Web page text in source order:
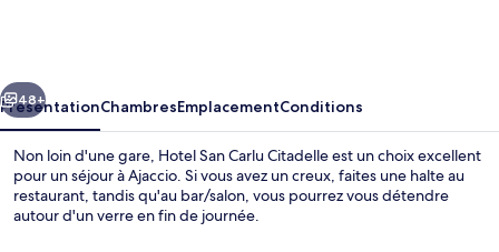
Suivant
48+
PrésentationChambresEmplacementConditions
Non loin d'une gare, Hotel San Carlu Citadelle est un choix excellent
pour un séjour à Ajaccio. Si vous avez un creux, faites une halte au
restaurant, tandis qu'au bar/salon, vous pourrez vous détendre
autour d'un verre en fin de journée.